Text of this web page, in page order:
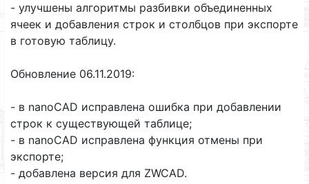
- улучшены алгоритмы разбивки объединенных
ячеек и добавления строк и столбцов при экспорте
в готовую таблицу.
Обновление 06.11.2019:
- в nanoCAD исправлена ошибка при добавлении
строк к существующей таблице;
- в nanoCAD исправлена функция отмены при
экспорте;
- добавлена версия для ZWCAD.